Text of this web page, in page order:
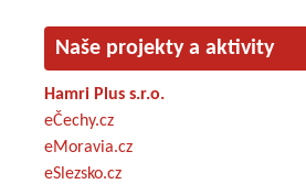
Naše projekty a aktivity
Hamri Plus s.r.o.
eČechy.cz
eMoravia.cz
eSlezsko.cz